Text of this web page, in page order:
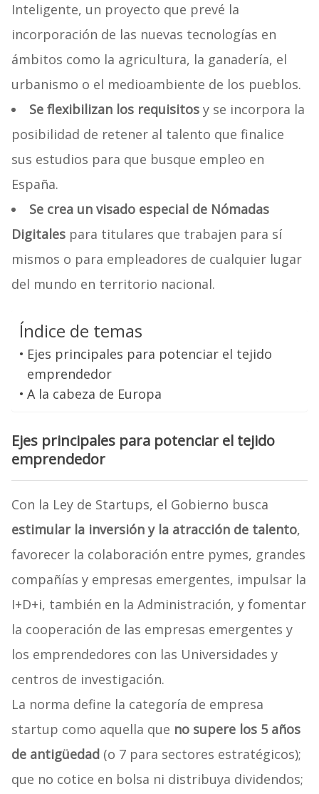
Inteligente, un proyecto que prevé la
incorporación de las nuevas tecnologías en
ámbitos como la agricultura, la ganadería, el
urbanismo o el medioambiente de los pueblos.
Se flexibilizan los requisitos y se incorpora la
posibilidad de retener al talento que finalice
sus estudios para que busque empleo en
España.
Se crea un visado especial de Nómadas
Digitales para titulares que trabajen para sí
mismos o para empleadores de cualquier lugar
del mundo en territorio nacional.
Índice de temas
Ejes principales para potenciar el tejido
emprendedor
A la cabeza de Europa
Ejes principales para potenciar el tejido
emprendedor
Con la Ley de Startups, el Gobierno busca
estimular la inversión y la atracción de talento,
favorecer la colaboración entre pymes, grandes
compañías y empresas emergentes, impulsar la
I+D+i, también en la Administración, y fomentar
la cooperación de las empresas emergentes y
los emprendedores con las Universidades y
centros de investigación.
La norma define la categoría de empresa
startup como aquella que no supere los 5 años
de antigüedad (o 7 para sectores estratégicos);
que no cotice en bolsa ni distribuya dividendos;